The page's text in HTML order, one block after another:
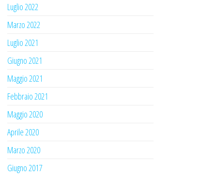
Luglio 2022
Marzo 2022
Luglio 2021
Giugno 2021
Maggio 2021
Febbraio 2021
Maggio 2020
Aprile 2020
Marzo 2020
Giugno 2017